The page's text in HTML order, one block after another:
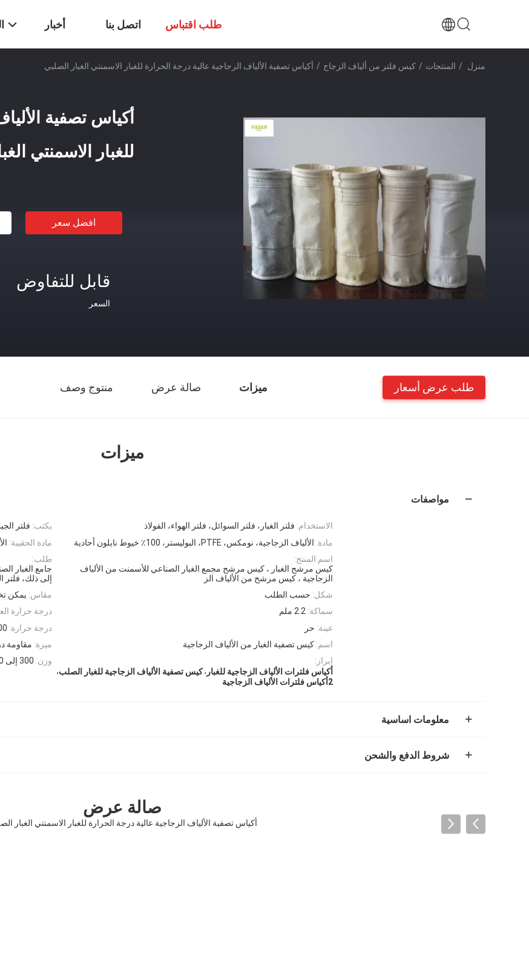
أخبار اتصل بنا طلب اقتباس
منزل / المنتجات / كيس فلتر من ألياف الزجاج / أكياس تصفية الألياف الزجاجية عالية درجة الحرارة للغبار الاسمنتي الغبار الصلبي
أكياس تصفية
للغبار الاسمنتي
افضل سعر
قابل للتفاوض
السعر
ميزات صالة عرض منتوج وصف طلب عرض أسعار
ميزات
مواصفات
يكتب: فلتر الاستخدام: فلتر الغبار، فلتر السوائل، فلتر الهواء، الفولاذ
مادة الحقيبة:
مادة: الألياف الزجاجية، نومكس، PTFE، البوليستر، 100٪ خيوط نايلون أحادية
طلب:
جامع الغبار
إلى ذلك، فلتر
اسم المنتج:
كيس مرشح الغبار ، كيس مرشح مجمع الغبار الصناعي للأسمنت من الألياف
الزجاجية ، كيس مرشح من الألياف الز
مقاس: يمكن شكل: حسب الطلب
درجة حرارة
سماكة: 2.2 ملم
درجة حرارة:
عينة: حر
ميزة: مقاومة اسم: كيس تصفية الغبار من الألياف الزجاجية
وزن: 300 إلى 900 جم
إبراز:
أكياس فلترات الألياف الزجاجية للغبار ,كيس تصفية الألياف الزجاجية للغبار الصلب,
2أكياس فلترات الألياف الزجاجية
معلومات اساسية
شروط الدفع والشحن
صالة عرض
أكياس تصفية الألياف الزجاجية عالية درجة الحرارة للغبار الاسمنتي الغبار